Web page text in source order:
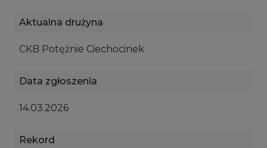
Aktualna drużyna
CKB Potężnie Ciechocinek
Data zgłoszenia
14.03.2026
Rekord